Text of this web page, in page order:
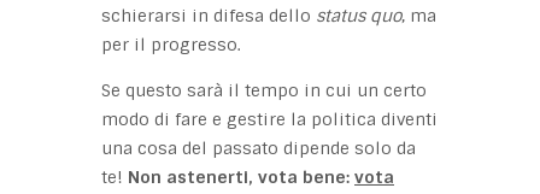
schierarsi in difesa dello status quo, ma
per il progresso.
Se questo sarà il tempo in cui un certo
modo di fare e gestire la politica diventi
una cosa del passato dipende solo da
te! Non astenerti, vota bene: vota